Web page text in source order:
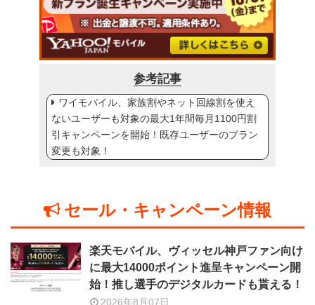
参考記事
ワイモバイル、家族割やネット回線割を使え
ないユーザーも対象の最大1年間毎月1100円割
引キャンペーンを開始！既存ユーザーのプラン
変更も対象！
セール・キャンペーン情報
楽天モバイル、ヴィッセル神戸ファン向け
に最大14000ポイント進呈キャンペーン開
始！推し選手のデジタルカードも貰える！
2026年8月07日